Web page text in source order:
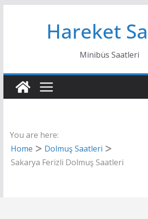
Hareket
Minibüs Saatleri
You are here:
Home
Dolmuş Saatleri
Sakarya Ferizli Dolmuş Saatleri